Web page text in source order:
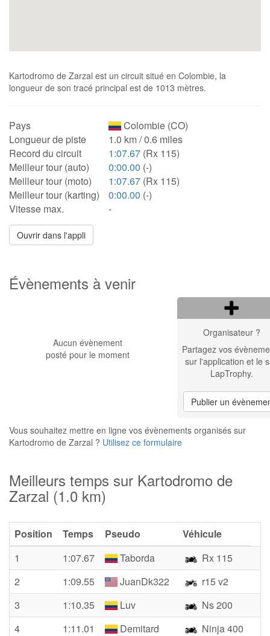
Kartodromo de Zarzal est un circuit situé en Colombie, la
longueur de son tracé principal est de 1013 mètres.
Pays
Colombie (CO)
Longueur de piste
1.0 km / 0.6 miles
Record du circuit
1:07.67 (Rx 115)
Meilleur tour (auto)
0:00.00 (-)
Meilleur tour (moto)
1:07.67 (Rx 115)
Meilleur tour (karting)
0:00.00 (-)
Vitesse max.
-
Ouvrir dans l'appli
Évènements à venir
Aucun évènement
posté pour le moment
Organisateur ?
Partagez vos
sur l'application et le
LapTrophy.
Publier un
Vous souhaitez mettre en ligne vos évènements organisés sur
Kartodromo de Zarzal ? Utilisez ce formulaire
Meilleurs temps sur Kartodromo de
Zarzal (1.0 km)
Position Temps Pseudo
Véhicule
1
1:07.67 Taborda
Rx 115
2
1:09.55 JuanDk322
r15 v2
3
1:10.35 Luv
Ns 200
4
1:11.01 Demitard
Ninja 400